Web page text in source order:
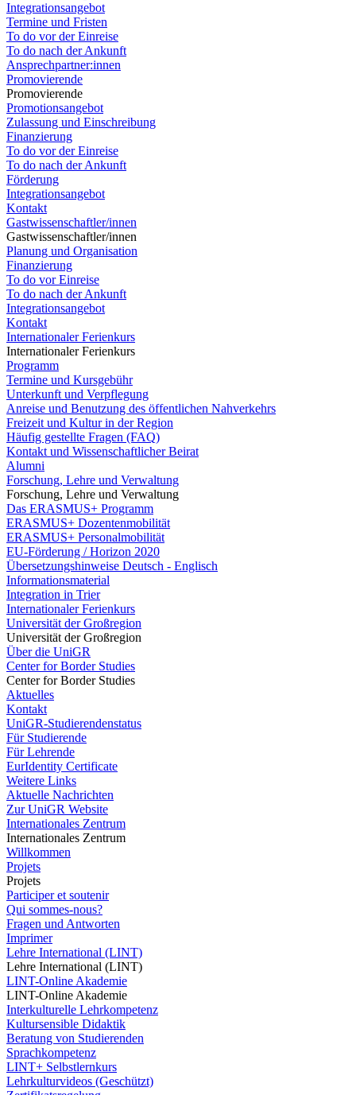
Integrationsangebot
Termine und Fristen
To do vor der Einreise
To do nach der Ankunft
Ansprechpartner:innen
Promovierende
Promovierende
Promotionsangebot
Zulassung und Einschreibung
Finanzierung
To do vor der Einreise
To do nach der Ankunft
Förderung
Integrationsangebot
Kontakt
Gastwissenschaftler/innen
Gastwissenschaftler/innen
Planung und Organisation
Finanzierung
To do vor Einreise
To do nach der Ankunft
Integrationsangebot
Kontakt
Internationaler Ferienkurs
Internationaler Ferienkurs
Programm
Termine und Kursgebühr
Unterkunft und Verpflegung
Anreise und Benutzung des öffentlichen Nahverkehrs
Freizeit und Kultur in der Region
Häufig gestellte Fragen (FAQ)
Kontakt und Wissenschaftlicher Beirat
Alumni
Forschung, Lehre und Verwaltung
Forschung, Lehre und Verwaltung
Das ERASMUS+ Programm
ERASMUS+ Dozentenmobilität
ERASMUS+ Personalmobilität
EU-Förderung / Horizon 2020
Übersetzungshinweise Deutsch - Englisch
Informationsmaterial
Integration in Trier
Internationaler Ferienkurs
Universität der Großregion
Universität der Großregion
Über die UniGR
Center for Border Studies
Center for Border Studies
Aktuelles
Kontakt
UniGR-Studierendenstatus
Für Studierende
Für Lehrende
EurIdentity Certificate
Weitere Links
Aktuelle Nachrichten
Zur UniGR Website
Internationales Zentrum
Internationales Zentrum
Willkommen
Projets
Projets
Participer et soutenir
Qui sommes-nous?
Fragen und Antworten
Imprimer
Lehre International (LINT)
Lehre International (LINT)
LINT-Online Akademie
LINT-Online Akademie
Interkulturelle Lehrkompetenz
Kultursensible Didaktik
Beratung von Studierenden
Sprachkompetenz
LINT+ Selbstlernkurs
Lehrkulturvideos (Geschützt)